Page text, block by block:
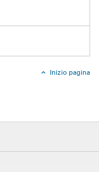
Inizio pagina